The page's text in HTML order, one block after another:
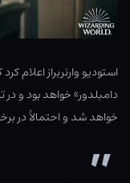
استودیو وارنربراز اعلام
خواهد شد و احتمالاً در